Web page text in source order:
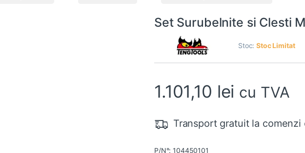
Set Surubelnite si Clesti
Stoc:Stoc Limitat
1.101,10 lei cu TVA
Transport gratuit la
P/N°: 104450101